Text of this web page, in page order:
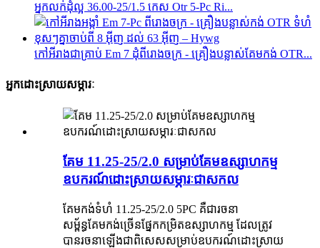
អ្នកលក់ដុំល្អ 36.00-25/1.5 កេស Otr 5-Pc Ri...
កៅអី​រាង​ជា​គ្រាប់ Em 7 ដុំ​ពី​រោងចក្រ - គ្រឿងបន្លាស់​គែម​កង់ OTR...
អ្នកដោះស្រាយសម្ភារៈ
គែម 11.25-25/2.0 សម្រាប់គែមឧស្សាហកម្ម
ឧបករណ៍ដោះស្រាយសម្ភារៈជាសកល
គែមកង់ទំហំ 11.25-25/2.0 5PC គឺជារចនា
សម្ព័ន្ធគែមកង់ច្រើនផ្នែកកម្រិតឧស្សាហកម្ម ដែលត្រូវ
បានរចនាឡើងជាពិសេសសម្រាប់ឧបករណ៍ដោះស្រាយ